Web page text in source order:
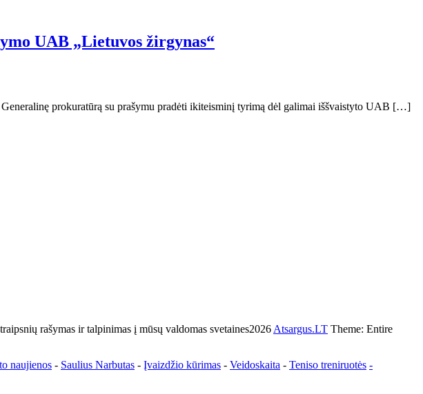
UAB „Lietuvos žirgynas“
prokuratūrą su prašymu pradėti ikiteisminį tyrimą dėl galimai iššvaistyto UAB […]
rašymas ir talpinimas į mūsų valdomas svetaines2026Atsargus.LT Theme: Entire
naujienos - Saulius Narbutas - Įvaizdžio kūrimas - Veidoskaita - Teniso treniruotės -